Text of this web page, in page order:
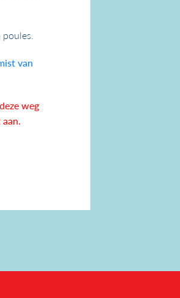
van
weg